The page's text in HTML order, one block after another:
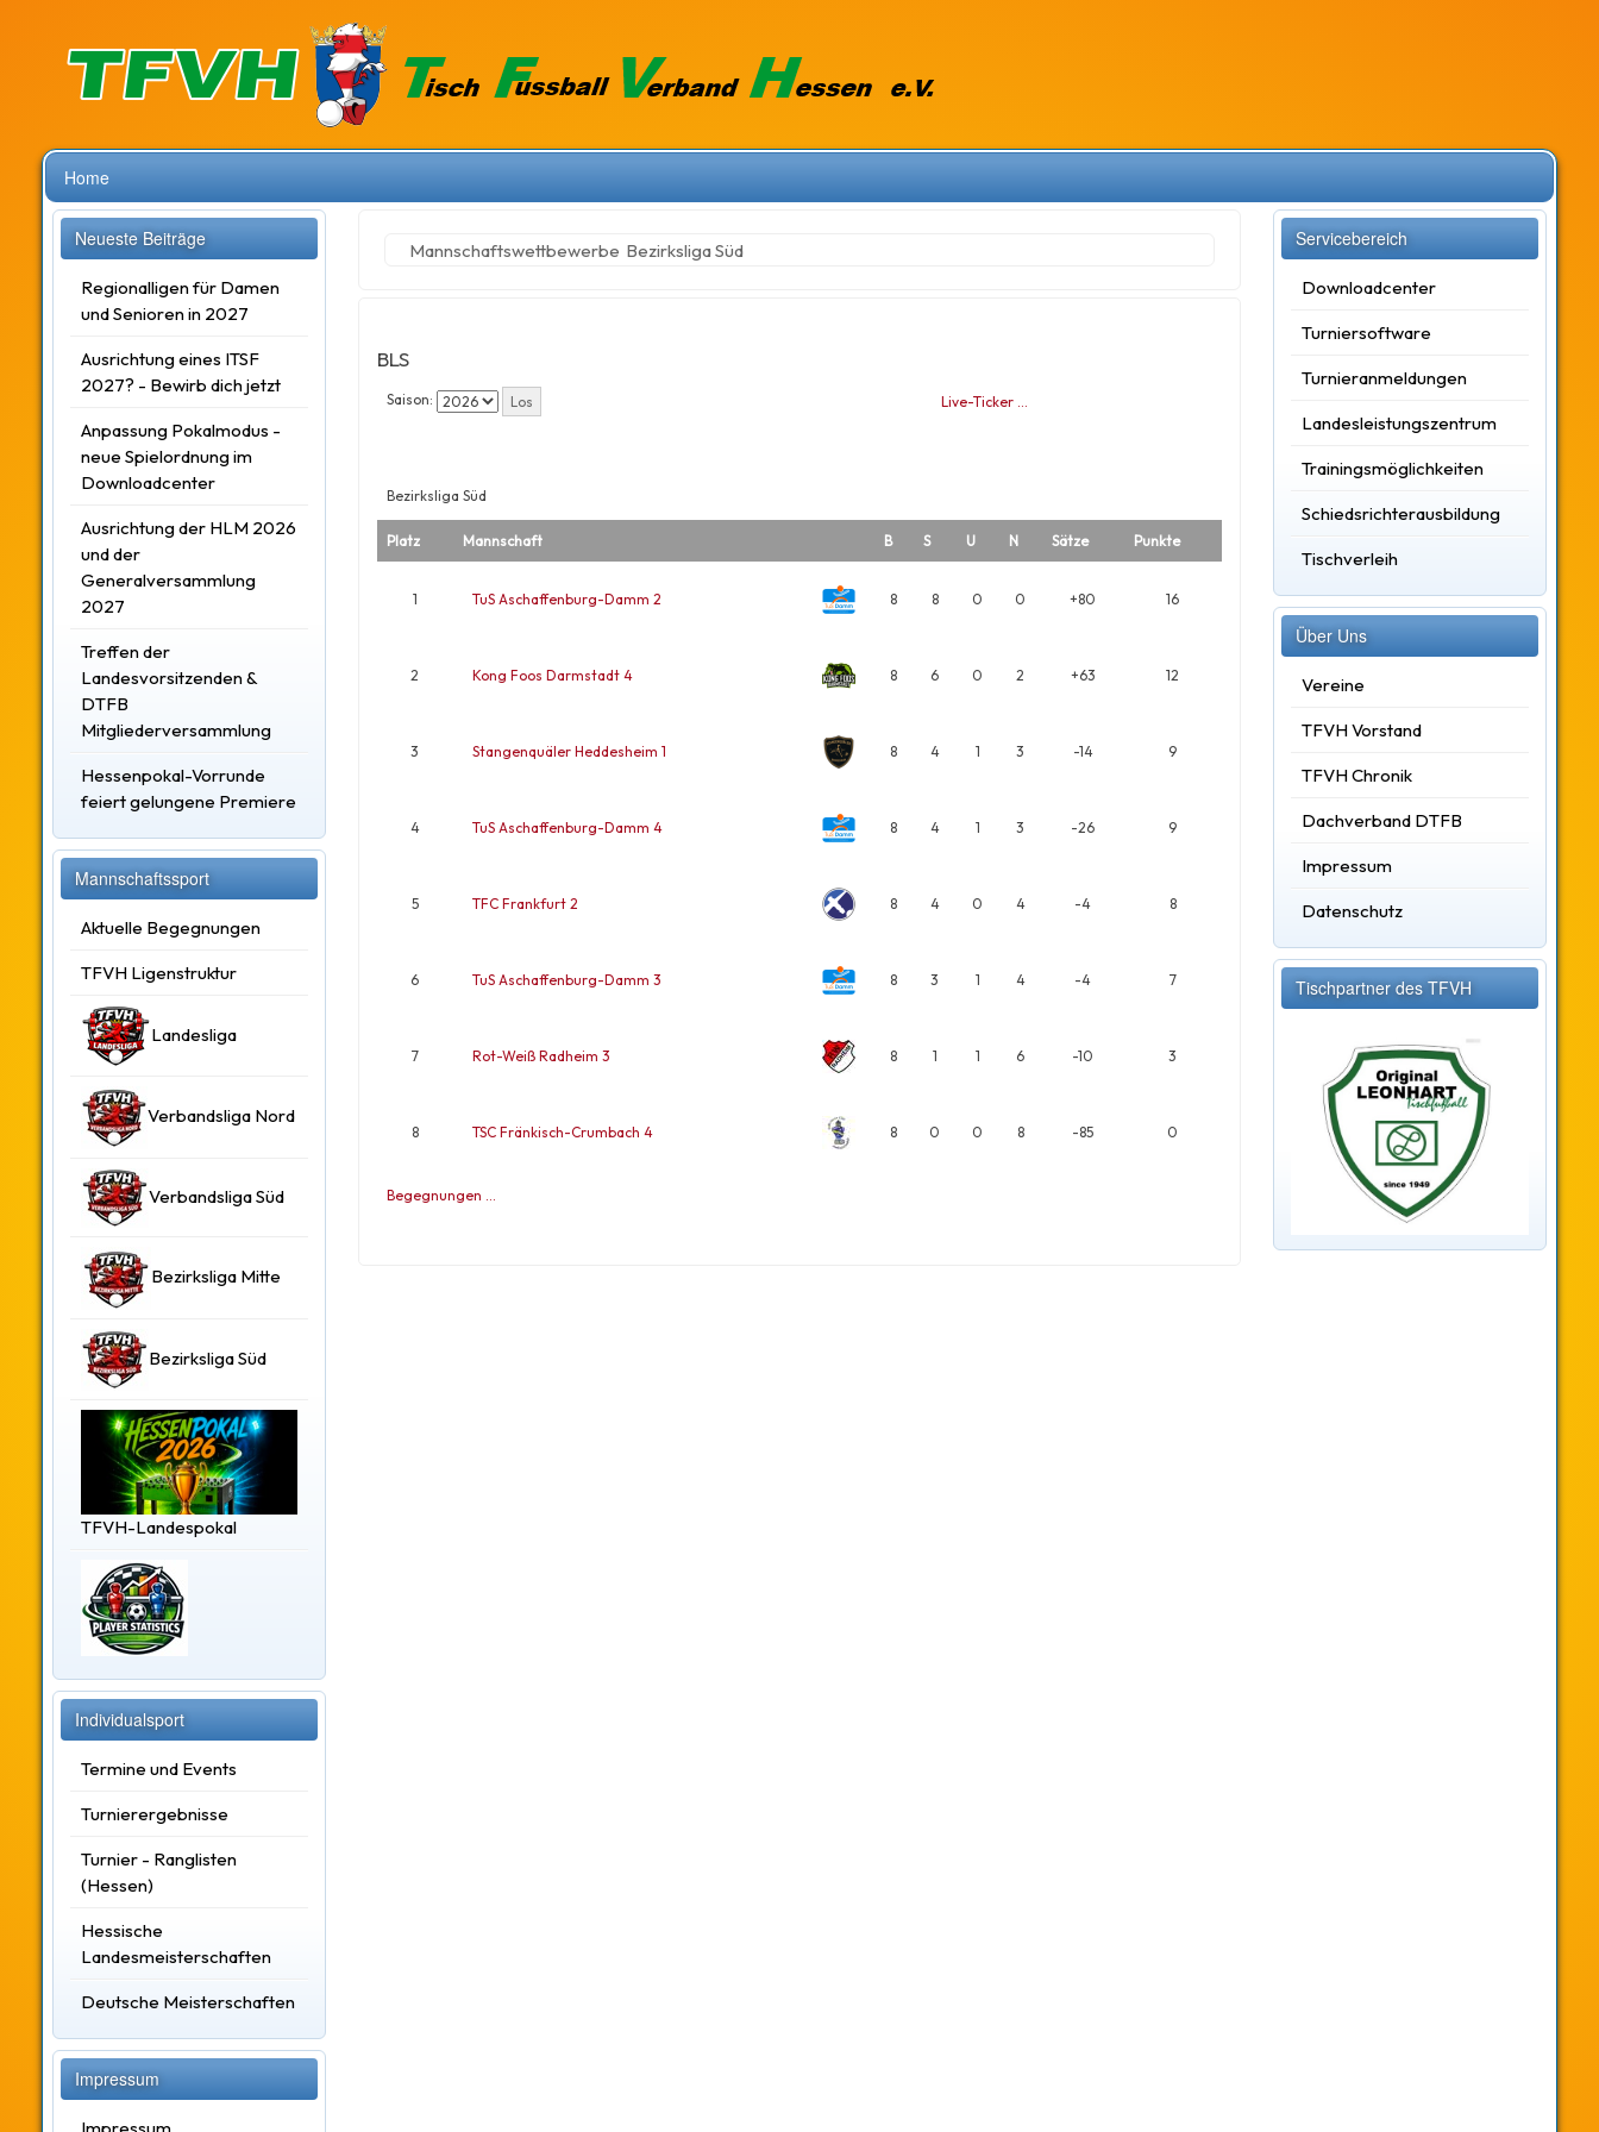
Home
Neueste Beiträge
Regionalligen für Damen
und Senioren in 2027
Ausrichtung eines ITSF
2027? - Bewirb dich jetzt
Anpassung Pokalmodus -
neue Spielordnung im
Downloadcenter
Ausrichtung der HLM 2026
und der
Generalversammlung
2027
Treffen der
Landesvorsitzenden &
DTFB
Mitgliederversammlung
Hessenpokal-Vorrunde
feiert gelungene Premiere
Mannschaftssport
Aktuelle Begegnungen
TFVH Ligenstruktur
Landesliga
Verbandsliga Nord
Verbandsliga Süd
Bezirksliga Mitte
Bezirksliga Süd
TFVH-Landespokal
Individualsport
Termine und Events
Turnierergebnisse
Turnier - Ranglisten
(Hessen)
Hessische
Landesmeisterschaften
Deutsche Meisterschaften
Impressum
Mannschaftswettbewerbe Bezirksliga Süd
BLS
Saison: Live-Ticker …
Bezirksliga Süd
Platz Mannschaft B S U N Sätze Punkte
1 TuS Aschaffenburg-Damm 2 8 8 0 0 +80 16
2 Kong Foos Darmstadt 4 8 6 0 2 +63 12
3 Stangenquäler Heddesheim 1 8 4 1 3 -14 9
4 TuS Aschaffenburg-Damm 4 8 4 1 3 -26 9
5 TFC Frankfurt 2 8 4 0 4 -4 8
6 TuS Aschaffenburg-Damm 3 8 3 1 4 -4 7
7 Rot-Weiß Radheim 3 8 1 1 6 -10 3
8 TSC Fränkisch-Crumbach 4 8 0 0 8 -85 0
Begegnungen …
Servicebereich
Downloadcenter
Turniersoftware
Turnieranmeldungen
Landesleistungszentrum
Trainingsmöglichkeiten
Schiedsrichterausbildung
Tischverleih
Über Uns
Vereine
TFVH Vorstand
TFVH Chronik
Dachverband DTFB
Impressum
Datenschutz
Tischpartner des TFVH